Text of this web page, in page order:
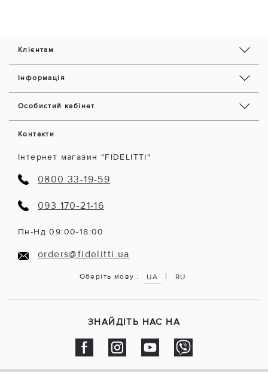
Клієнтам
Інформація
Особистий кабінет
Контакти
Інтернет магазин "FIDELITTI"
0800 33-19-59
093 170-21-16
Пн-Нд 09:00-18:00
orders@fidelitti.ua
Оберіть мову : UA | RU
ЗНАЙДІТЬ НАС НА